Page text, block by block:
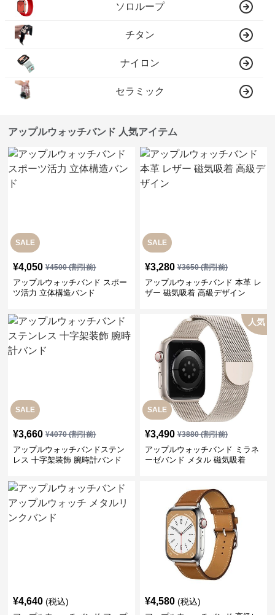
ソロループ
チタン
ナイロン
セラミック
アップルウォッチバンド 人気アイテム
SALE
¥4,050 ¥4500(割引前)
アップルウォッチバンド スポー
ツ活力 立体構造バンド
SALE
¥3,280 ¥3650(割引前)
アップルウォッチバンド 本革 レ
ザー 磁気吸着 高級デザイン
SALE
¥3,660 ¥4070(割引前)
アップルウォッチバンドステン
レス 十字架装飾 腕時計バンド
SALE
人気
¥3,490 ¥3880(割引前)
アップルウォッチバンド ミラネ
ーゼバンド メタル 磁気吸着
¥4,640 (税込) ¥4,580 (税込)